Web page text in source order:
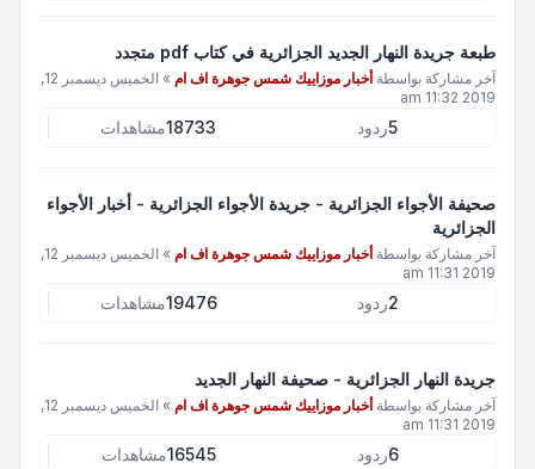
طبعة جريدة النهار الجديد الجزائرية في كتاب pdf متجدد
آخر مشاركة بواسطةأخبار موزاييك شمس جوهرة اف ام »
الخميس ديسمبر 12,
2019 11:32 am
5ردود 18733مشاهدات
صحيفة الأجواء الجزائرية - جريدة الأجواء الجزائرية - أخبار الأجواء
الجزائرية
آخر مشاركة بواسطةأخبار موزاييك شمس جوهرة اف ام »
الخميس ديسمبر 12,
2019 11:31 am
2ردود 19476مشاهدات
جريدة النهار الجزائرية - صحيفة النهار الجديد
آخر مشاركة بواسطةأخبار موزاييك شمس جوهرة اف ام »
الخميس ديسمبر 12,
2019 11:31 am
6ردود 16545مشاهدات